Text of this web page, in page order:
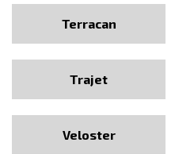
Terracan
Trajet
Veloster